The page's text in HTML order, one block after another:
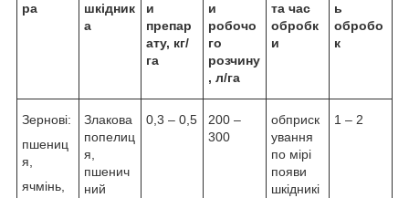
ра
шкідник
а
и
препар
ату, кг/
га
и
робочо
го
розчину
, л/га
та час
обробк
и
ь
обробо
к
Зернові:
пшениц
я,
ячмінь,
Злакова
попелиц
я,
пшенич
ний
0,3 – 0,5
200 –
300
обприск
ування
по мірі
появи
шкідникі
1 – 2